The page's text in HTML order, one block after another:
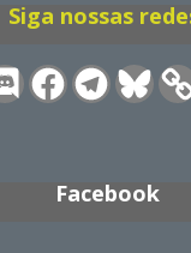
Siga nossas
FacebookTelegramBluesky
Facebook